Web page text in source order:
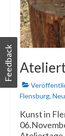
Flensburg,
Kunst in
Feedback